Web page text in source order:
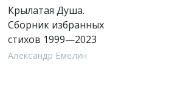
Крылатая Душа.
Сборник избранных
стихов 1999—2023
Александр Емелин